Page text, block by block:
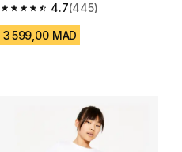
4.7
4.7 out of 5 stars from 445
(445)
3 599,00 MAD